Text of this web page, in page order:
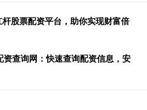
股票配资平台，助你实现财富倍
查询网：快速查询配资信息，安